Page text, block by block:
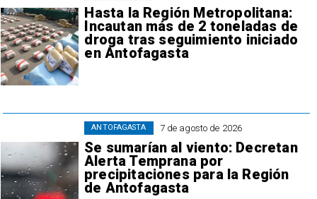
Hasta la Región Metropolitana:
Incautan más de 2 toneladas de
droga tras seguimiento iniciado
en Antofagasta
7 de agosto de 2026
Se sumarían al viento: Decretan
Alerta Temprana por
precipitaciones para la Región
de Antofagasta
ANTOFAGASTA